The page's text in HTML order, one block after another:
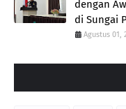
dengan
di Sungai
Agustus 01,